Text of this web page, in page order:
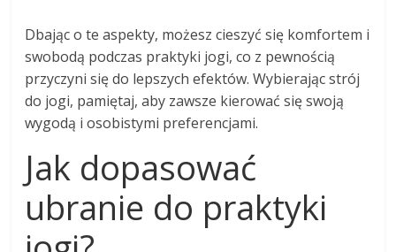
Dbając o te aspekty, możesz cieszyć się komfortem i
swobodą podczas praktyki jogi, co z pewnością
przyczyni się do lepszych efektów. Wybierając strój
do jogi, pamiętaj, aby zawsze kierować się swoją
wygodą i osobistymi preferencjami.
Jak dopasować
ubranie do praktyki